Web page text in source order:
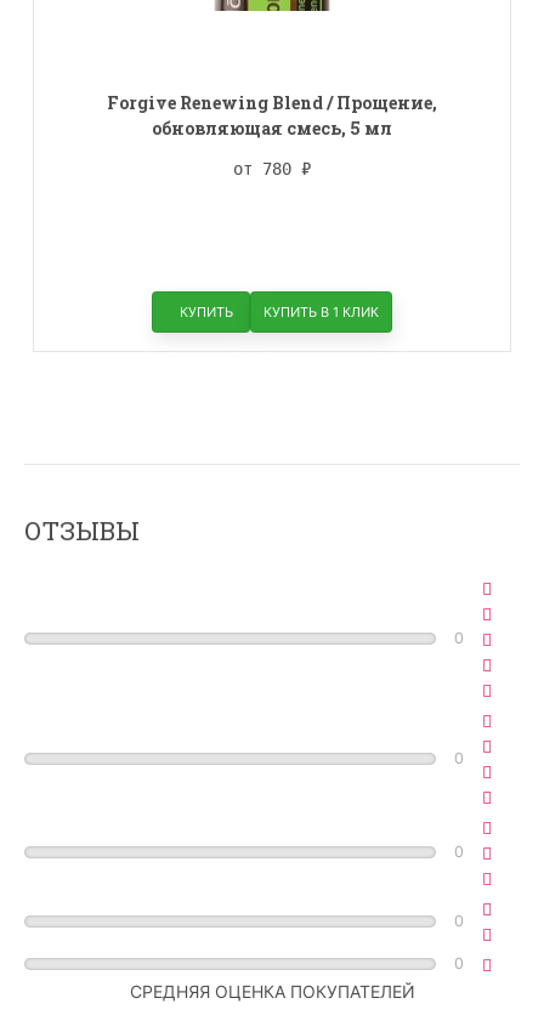
Forgive Renewing Blend / Прощение,
обновляющая смесь, 5 мл
от 780 ₽
КУПИТЬ КУПИТЬ В 1 КЛИК
ОТЗЫВЫ
0
0
0
0
0
СРЕДНЯЯ ОЦЕНКА ПОКУПАТЕЛЕЙ